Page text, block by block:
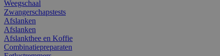
Weegschaal
Zwangerschapstests
Afslanken
Afslanken
Afslankthee en Koffie
Combinatiepreparaten